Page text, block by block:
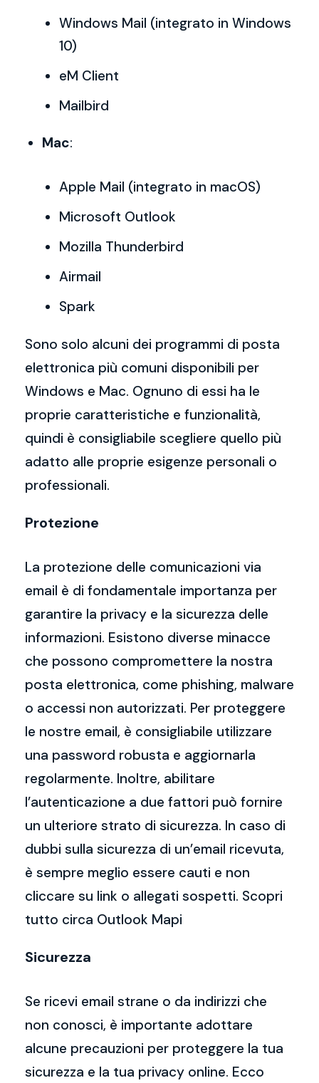
Windows Mail (integrato in Windows
10)
eM Client
Mailbird
Mac:
Apple Mail (integrato in macOS)
Microsoft Outlook
Mozilla Thunderbird
Airmail
Spark
Sono solo alcuni dei programmi di posta
elettronica più comuni disponibili per
Windows e Mac. Ognuno di essi ha le
proprie caratteristiche e funzionalità,
quindi è consigliabile scegliere quello più
adatto alle proprie esigenze personali o
professionali.
Protezione
La protezione delle comunicazioni via
email è di fondamentale importanza per
garantire la privacy e la sicurezza delle
informazioni. Esistono diverse minacce
che possono compromettere la nostra
posta elettronica, come phishing, malware
o accessi non autorizzati. Per proteggere
le nostre email, è consigliabile utilizzare
una password robusta e aggiornarla
regolarmente. Inoltre, abilitare
l’autenticazione a due fattori può fornire
un ulteriore strato di sicurezza. In caso di
dubbi sulla sicurezza di un’email ricevuta,
è sempre meglio essere cauti e non
cliccare su link o allegati sospetti. Scopri
tutto circa Outlook Mapi
Sicurezza
Se ricevi email strane o da indirizzi che
non conosci, è importante adottare
alcune precauzioni per proteggere la tua
sicurezza e la tua privacy online. Ecco